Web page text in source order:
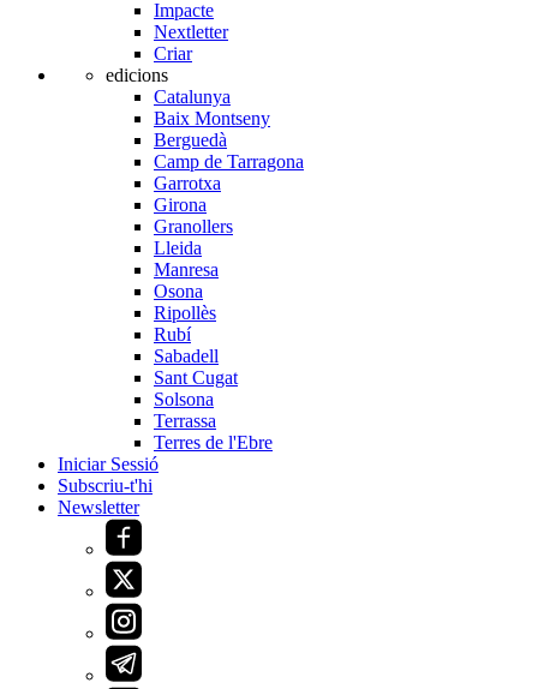
Impacte
Nextletter
Criar
edicions
Catalunya
Baix Montseny
Berguedà
Camp de Tarragona
Garrotxa
Girona
Granollers
Lleida
Manresa
Osona
Ripollès
Rubí
Sabadell
Sant Cugat
Solsona
Terrassa
Terres de l'Ebre
Iniciar Sessió
Subscriu-t'hi
Newsletter